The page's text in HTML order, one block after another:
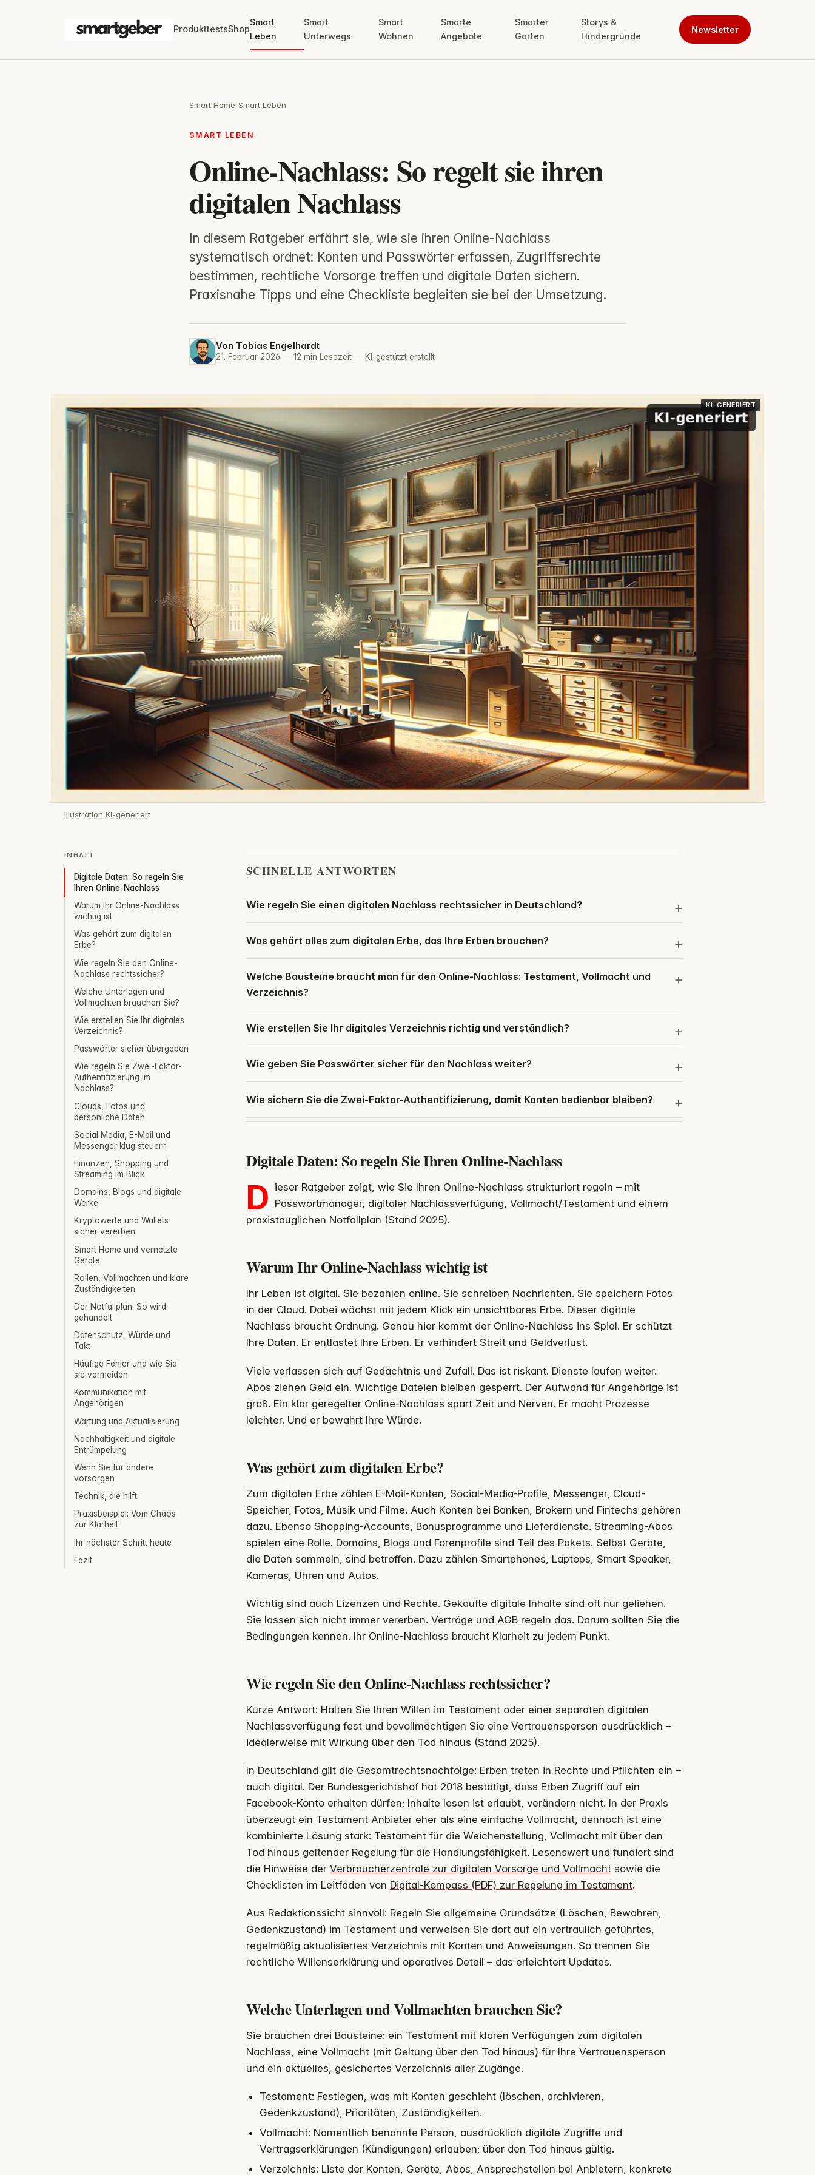
ProdukttestsShop
Smart
Leben
Smart
Unterwegs
Smart
Wohnen
Smarte
Angebote
Smarter
Garten
Storys &
Hindergründe
Newsletter
Smart Home›Smart Leben
SMART LEBEN
Online-Nachlass: So regelt sie ihren
digitalen Nachlass
In diesem Ratgeber erfährt sie, wie sie ihren Online-Nachlass
systematisch ordnet: Konten und Passwörter erfassen, Zugriffsrechte
bestimmen, rechtliche Vorsorge treffen und digitale Daten sichern.
Praxisnahe Tipps und eine Checkliste begleiten sie bei der Umsetzung.
Von Tobias Engelhardt
21. Februar 2026 · 12 min Lesezeit · KI-gestützt erstellt
KI-GENERIERT
Illustration KI-generiert
INHALT
Digitale Daten: So regeln Sie
Ihren Online-Nachlass
Warum Ihr Online-Nachlass
wichtig ist
Was gehört zum digitalen
Erbe?
Wie regeln Sie den Online-
Nachlass rechtssicher?
Welche Unterlagen und
Vollmachten brauchen Sie?
Wie erstellen Sie Ihr digitales
Verzeichnis?
Passwörter sicher übergeben
Wie regeln Sie Zwei-Faktor-
Authentifizierung im
Nachlass?
Clouds, Fotos und
persönliche Daten
Social Media, E-Mail und
Messenger klug steuern
Finanzen, Shopping und
Streaming im Blick
Domains, Blogs und digitale
Werke
Kryptowerte und Wallets
sicher vererben
Smart Home und vernetzte
Geräte
Rollen, Vollmachten und klare
Zuständigkeiten
Der Notfallplan: So wird
gehandelt
Datenschutz, Würde und
Takt
Häufige Fehler und wie Sie
sie vermeiden
Kommunikation mit
Angehörigen
Wartung und Aktualisierung
Nachhaltigkeit und digitale
Entrümpelung
Wenn Sie für andere
vorsorgen
Technik, die hilft
Praxisbeispiel: Vom Chaos
zur Klarheit
Ihr nächster Schritt heute
Fazit
SCHNELLE ANTWORTEN
Wie regeln Sie einen digitalen Nachlass rechtssicher in Deutschland?
Was gehört alles zum digitalen Erbe, das Ihre Erben brauchen?
Welche Bausteine braucht man für den Online-Nachlass: Testament, Vollmacht und
Verzeichnis?
Wie erstellen Sie Ihr digitales Verzeichnis richtig und verständlich?
Wie geben Sie Passwörter sicher für den Nachlass weiter?
Wie sichern Sie die Zwei-Faktor-Authentifizierung, damit Konten bedienbar bleiben?
Digitale Daten: So regeln Sie Ihren Online-Nachlass
D ieser Ratgeber zeigt, wie Sie Ihren Online-Nachlass strukturiert regeln – mit
Passwortmanager, digitaler Nachlassverfügung, Vollmacht/Testament und einem
praxistauglichen Notfallplan (Stand 2025).
Warum Ihr Online-Nachlass wichtig ist
Ihr Leben ist digital. Sie bezahlen online. Sie schreiben Nachrichten. Sie speichern Fotos
in der Cloud. Dabei wächst mit jedem Klick ein unsichtbares Erbe. Dieser digitale
Nachlass braucht Ordnung. Genau hier kommt der Online-Nachlass ins Spiel. Er schützt
Ihre Daten. Er entlastet Ihre Erben. Er verhindert Streit und Geldverlust.
Viele verlassen sich auf Gedächtnis und Zufall. Das ist riskant. Dienste laufen weiter.
Abos ziehen Geld ein. Wichtige Dateien bleiben gesperrt. Der Aufwand für Angehörige ist
groß. Ein klar geregelter Online-Nachlass spart Zeit und Nerven. Er macht Prozesse
leichter. Und er bewahrt Ihre Würde.
Was gehört zum digitalen Erbe?
Zum digitalen Erbe zählen E-Mail-Konten, Social-Media-Profile, Messenger, Cloud-
Speicher, Fotos, Musik und Filme. Auch Konten bei Banken, Brokern und Fintechs gehören
dazu. Ebenso Shopping-Accounts, Bonusprogramme und Lieferdienste. Streaming-Abos
spielen eine Rolle. Domains, Blogs und Forenprofile sind Teil des Pakets. Selbst Geräte,
die Daten sammeln, sind betroffen. Dazu zählen Smartphones, Laptops, Smart Speaker,
Kameras, Uhren und Autos.
Wichtig sind auch Lizenzen und Rechte. Gekaufte digitale Inhalte sind oft nur geliehen.
Sie lassen sich nicht immer vererben. Verträge und AGB regeln das. Darum sollten Sie die
Bedingungen kennen. Ihr Online-Nachlass braucht Klarheit zu jedem Punkt.
Wie regeln Sie den Online-Nachlass rechtssicher?
Kurze Antwort: Halten Sie Ihren Willen im Testament oder einer separaten digitalen
Nachlassverfügung fest und bevollmächtigen Sie eine Vertrauensperson ausdrücklich –
idealerweise mit Wirkung über den Tod hinaus (Stand 2025).
In Deutschland gilt die Gesamtrechtsnachfolge: Erben treten in Rechte und Pflichten ein –
auch digital. Der Bundesgerichtshof hat 2018 bestätigt, dass Erben Zugriff auf ein
Facebook-Konto erhalten dürfen; Inhalte lesen ist erlaubt, verändern nicht. In der Praxis
überzeugt ein Testament Anbieter eher als eine einfache Vollmacht, dennoch ist eine
kombinierte Lösung stark: Testament für die Weichenstellung, Vollmacht mit über den
Tod hinaus geltender Regelung für die Handlungsfähigkeit. Lesenswert und fundiert sind
die Hinweise der Verbraucherzentrale zur digitalen Vorsorge und Vollmacht sowie die
Checklisten im Leitfaden von Digital-Kompass (PDF) zur Regelung im Testament.
Aus Redaktionssicht sinnvoll: Regeln Sie allgemeine Grundsätze (Löschen, Bewahren,
Gedenkzustand) im Testament und verweisen Sie dort auf ein vertraulich geführtes,
regelmäßig aktualisiertes Verzeichnis mit Konten und Anweisungen. So trennen Sie
rechtliche Willenserklärung und operatives Detail – das erleichtert Updates.
Welche Unterlagen und Vollmachten brauchen Sie?
Sie brauchen drei Bausteine: ein Testament mit klaren Verfügungen zum digitalen
Nachlass, eine Vollmacht (mit Geltung über den Tod hinaus) für Ihre Vertrauensperson
und ein aktuelles, gesichertes Verzeichnis aller Zugänge.
Testament: Festlegen, was mit Konten geschieht (löschen, archivieren,
Gedenkzustand), Prioritäten, Zuständigkeiten.
Vollmacht: Namentlich benannte Person, ausdrücklich digitale Zugriffe und
Vertragserklärungen (Kündigungen) erlauben; über den Tod hinaus gültig.
Verzeichnis: Liste der Konten, Geräte, Abos, Ansprechstellen bei Anbietern, konkrete